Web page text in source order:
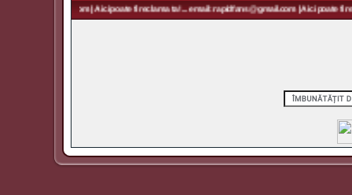
| Aici poate fi reclama ta! ... email: rapidfans@gmail.com | Aici poate fi